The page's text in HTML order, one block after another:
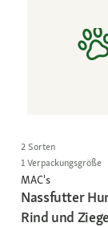
2 Sorten
1 Verpackungsgröße
MAC's
Nassfutter
Rind und